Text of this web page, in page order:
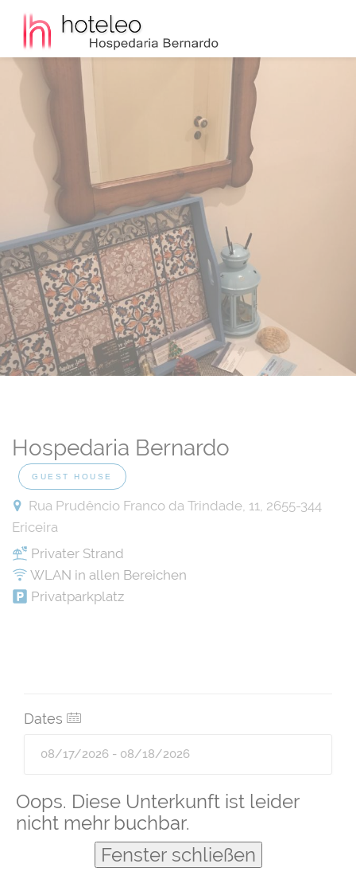
Oops. Diese Unterkunft ist leider
nicht mehr buchbar.
Fenster schließen
Hospedaria Bernardo
GUEST HOUSE
Rua Prudêncio Franco da Trindade, 11, 2655-344
Ericeira
Privater Strand
WLAN in allen Bereichen
Privatparkplatz
Dates
Guests